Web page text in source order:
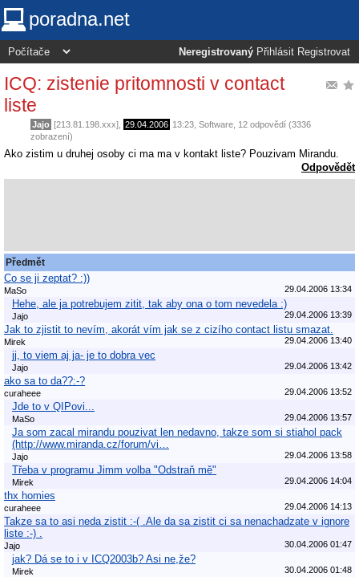
poradna.net
Neregistrovaný Přihlásit Registrovat
ICQ: zistenie pritomnosti v contact
liste
Jajo [213.81.198.xxx], 29.04.2006 13:23 Software , 12 odpovědí (3336
zobrazení)
Ako zistim u druhej osoby ci ma ma v kontakt liste? Pouzivam Mirandu.
Odpovědět
Předmět
Co se ji zeptat? :))
MaSo 29.04.2006 13:34
Hehe, ale ja potrebujem zitit, tak aby ona o tom nevedela :)
Jajo 29.04.2006 13:39
Jak to zjistit to nevím, akorát vím jak se z cizího contact listu smazat.
Mirek 29.04.2006 13:40
jj, to viem aj ja- je to dobra vec
Jajo 29.04.2006 13:42
ako sa to da??:-?
curaheee 29.04.2006 13:52
Jde to v QIPovi...
MaSo 29.04.2006 13:57
Ja som zacal mirandu pouzivat len nedavno, takze som si stiahol pack
(http://www.miranda.cz/forum/vi…
Jajo 29.04.2006 13:58
Třeba v programu Jimm volba "Odstraň mě"
Mirek 29.04.2006 14:04
thx homies
curaheee 29.04.2006 14:13
Takze sa to asi neda zistit :-( .Ale da sa zistit ci sa nenachadzate v ignore
liste :-) .
Jajo 30.04.2006 01:47
jak? Dá se to i v ICQ2003b? Asi ne,že?
Mirek 30.04.2006 01:48